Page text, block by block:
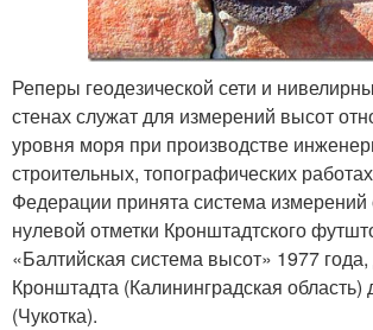
Реперы геодезической сети и
стенах служат для измерений высот
уровня моря при производстве
строительных, топографических
Федерации принята система измерений
нулевой отметки Кронштадтского
«Балтийская система высот» 1977
Кронштадта (Калининградская
(Чукотка).